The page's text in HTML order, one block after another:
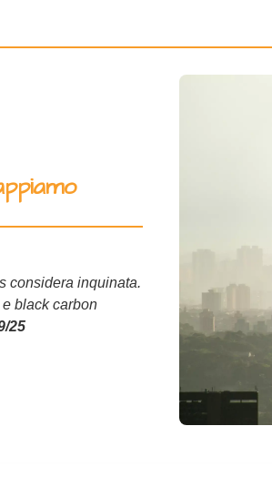
considera inquinata.
black carbon
25